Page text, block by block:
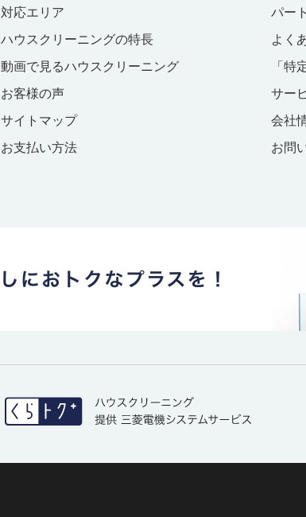
対応エリア
ハウスクリーニングの特長
動画で見るハウスクリーニング
お客様の声
サイトマップ
お支払い方法
パー
よく
「特
サー
会社
お問